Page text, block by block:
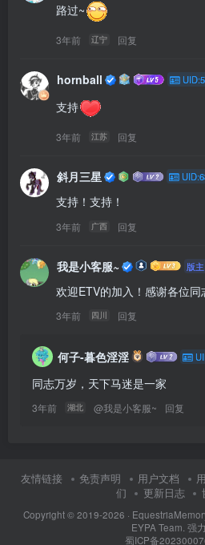
路过~
3年前 辽宁 回复
hornball UID:5
支持
3年前 江苏 回复
斜月三星
支持！支持！
3年前 广西 回复
我是小客服~ 版主
欢迎ETV的加入！感谢各位同
3年前 四川 回复
何子-暮色淫淫
同志万岁，天下马迷是一家
3年前 湖北 @我是小客服~ 回复
友情链接 免责声明 用户文档
们
更新日志
Copyright © 2019-2026 ·
EYPA Team. 强
蜀ICP备